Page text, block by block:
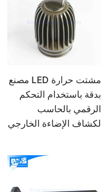
مشتت حرارة LED مصنع
بدقة باستخدام التحكم
الرقمي بالحاسب
لكشاف الإضاءة الخارجي